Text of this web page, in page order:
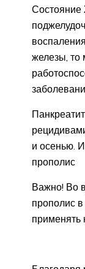
Состояние
железы, то
и осенью.
прополис
Важно! Во
прополис
применять